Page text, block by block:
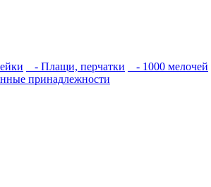
- Плащи, перчатки - 1000 мелочей
принадлежности